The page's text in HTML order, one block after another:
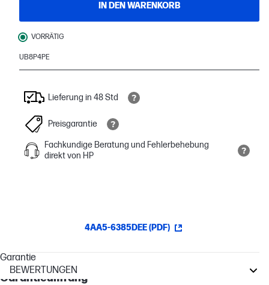
IN DEN WARENKORB
VORRÄTIG
UB8P4PE
Lieferung in 48 Std
Preisgarantie
Fachkundige Beratung und Fehlerbehebung
direkt von HP
4AA5-6385DEE (PDF)
Garantie
Garantieumfang
BEWERTUNGEN